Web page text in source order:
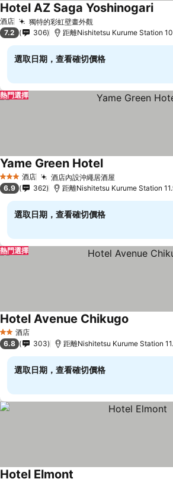
酒店 獨特的彩虹壁畫外觀查看價格
Hotel AZ Saga Yoshinogari查看
7.2 306 距離Nishitetsu Kurume Station
選取日期，查看確切價格
熱門選擇
3 星級 酒店 酒店內設沖繩居酒屋查看價格
Yame Green Hotel查看價格
6.9 362 距離Nishitetsu Kurume Station
選取日期，查看確切價格
熱門選擇
2 星級酒店
Hotel Avenue Chikugo
6.8 303 距離Nishitetsu Kurume Station
選取日期，查看確切價格
Hotel Elmont